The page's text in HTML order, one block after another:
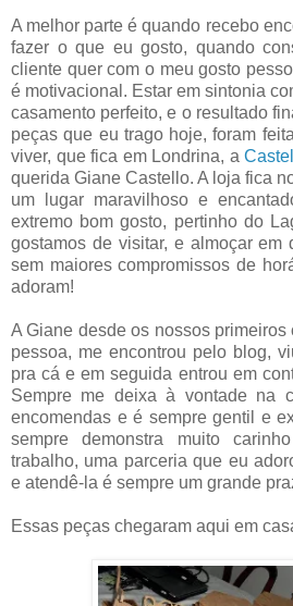
A melhor parte é quando recebo
fazer o que eu gosto, quando
cliente quer com o meu gosto
é motivacional. Estar em sintonia
casamento perfeito, e o resultado
peças que eu trago hoje, foram
viver, que fica em Londrina, a
querida Giane Castello. A loja fica
um lugar maravilhoso e
extremo bom gosto, pertinho do
gostamos de visitar, e almoçar em
sem maiores compromissos de
adoram!
A Giane desde os nossos primeiros
pessoa, me encontrou pelo blog,
pra cá e em seguida entrou em
Sempre me deixa à vontade na
encomendas e é sempre gentil e
sempre demonstra muito
trabalho, uma parceria que eu
e atendê-la é sempre um grande
Essas peças chegaram aqui em